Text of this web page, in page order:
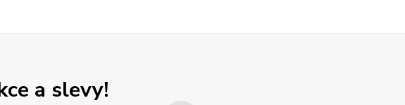
a slevy!